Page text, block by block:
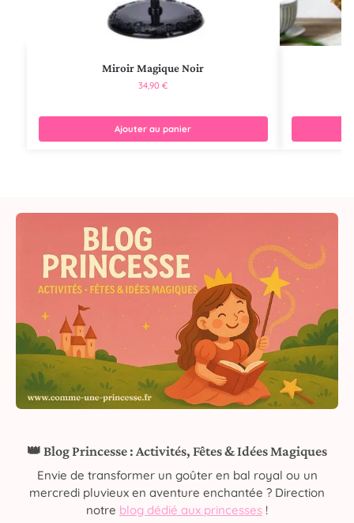
Miroir Magique Noir
34,90€
Ajouter au panier
👑 Blog Princesse : Activités, Fêtes & Idées Magiques
Envie de transformer un goûter en bal royal ou un
mercredi pluvieux en aventure enchantée ? Direction
notre blog dédié aux princesses !